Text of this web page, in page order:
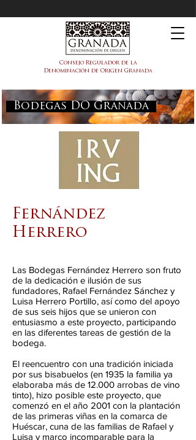
Consejo Regulador de la
Denominación de Origen Granada
Bodegas DO Granada
Fernández
Herrero
Las Bodegas Fernández Herrero son fruto
de la dedicación e ilusión de sus
fundadores, Rafael Fernández Sánchez y
Luisa Herrero Portillo, así como del apoyo
de sus seis hijos que se unieron con
entusiasmo a este proyecto, participando
en las diferentes tareas de gestión de la
bodega.
El reencuentro con una tradición iniciada
por sus bisabuelos (en 1935 la familia ya
elaboraba más de 12.000 arrobas de vino
tinto), hizo posible este proyecto, que
comenzó en el año 2001 con la plantación
de las primeras viñas en la comarca de
Huéscar, cuna de las familias de Rafael y
Luisa y marco incomparable para la